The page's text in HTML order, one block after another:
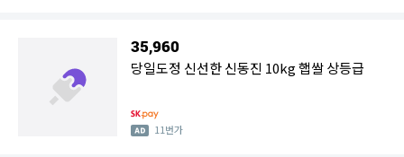
35,960
당일도정 신선한 신동진 10kg 햅쌀 상등급
11번가